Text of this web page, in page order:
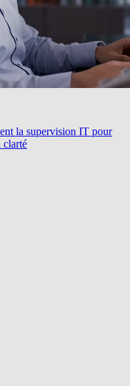
la supervision IT pour
clarté